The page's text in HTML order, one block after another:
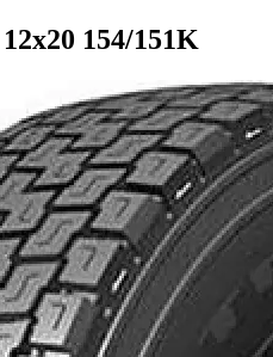
154/151K